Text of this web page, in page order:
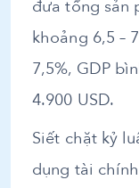
đưa tổng sản
khoảng 6,5 –
7,5%, GDP
4.900 USD.
Siết chặt kỷ
dụng tài